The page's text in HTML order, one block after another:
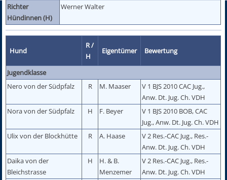
Richter
Hündinnen (H)
Werner Walter
Hund
R /
H
Eigentümer Bewertung
Jugendklasse
Nero von der Südpfalz
R M. Maaser
V 1 BJS 2010 CAC Jug.,
Anw. Dt. Jug. Ch. VDH
Nora von der Südpfalz
H F. Beyer
V 1 BJS 2010 BOB, CAC
Jug., Anw. Dt. Jug. Ch. VDH
Ulix von der Blockhütte
R A. Haase
V 2 Res.-CAC Jug., Res.-
Anw. Dt. Jug. Ch. VDH
Daika von der
Bleichstrasse
H
H. & B.
Menzemer
V 2 Res.-CAC Jug., Res.-
Anw. Dt. Jug. Ch. VDH